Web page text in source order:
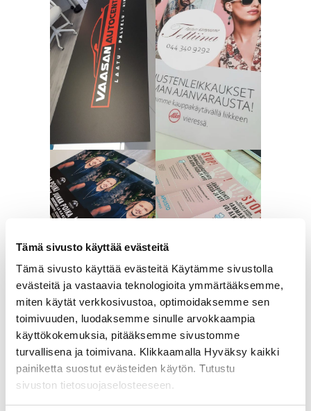
Tämä sivusto käyttää evästeitä
Tämä sivusto käyttää evästeitä Käytämme sivustolla
evästeitä ja vastaavia teknologioita ymmärtääksemme,
miten käytät verkkosivustoa, optimoidaksemme sen
toimivuuden, luodaksemme sinulle arvokkaampia
käyttökokemuksia, pitääksemme sivustomme
turvallisena ja toimivana. Klikkaamalla Hyväksy kaikki
painiketta suostut evästeiden käytön. Tutustu
sivuston tietosuojaselosteeseen.